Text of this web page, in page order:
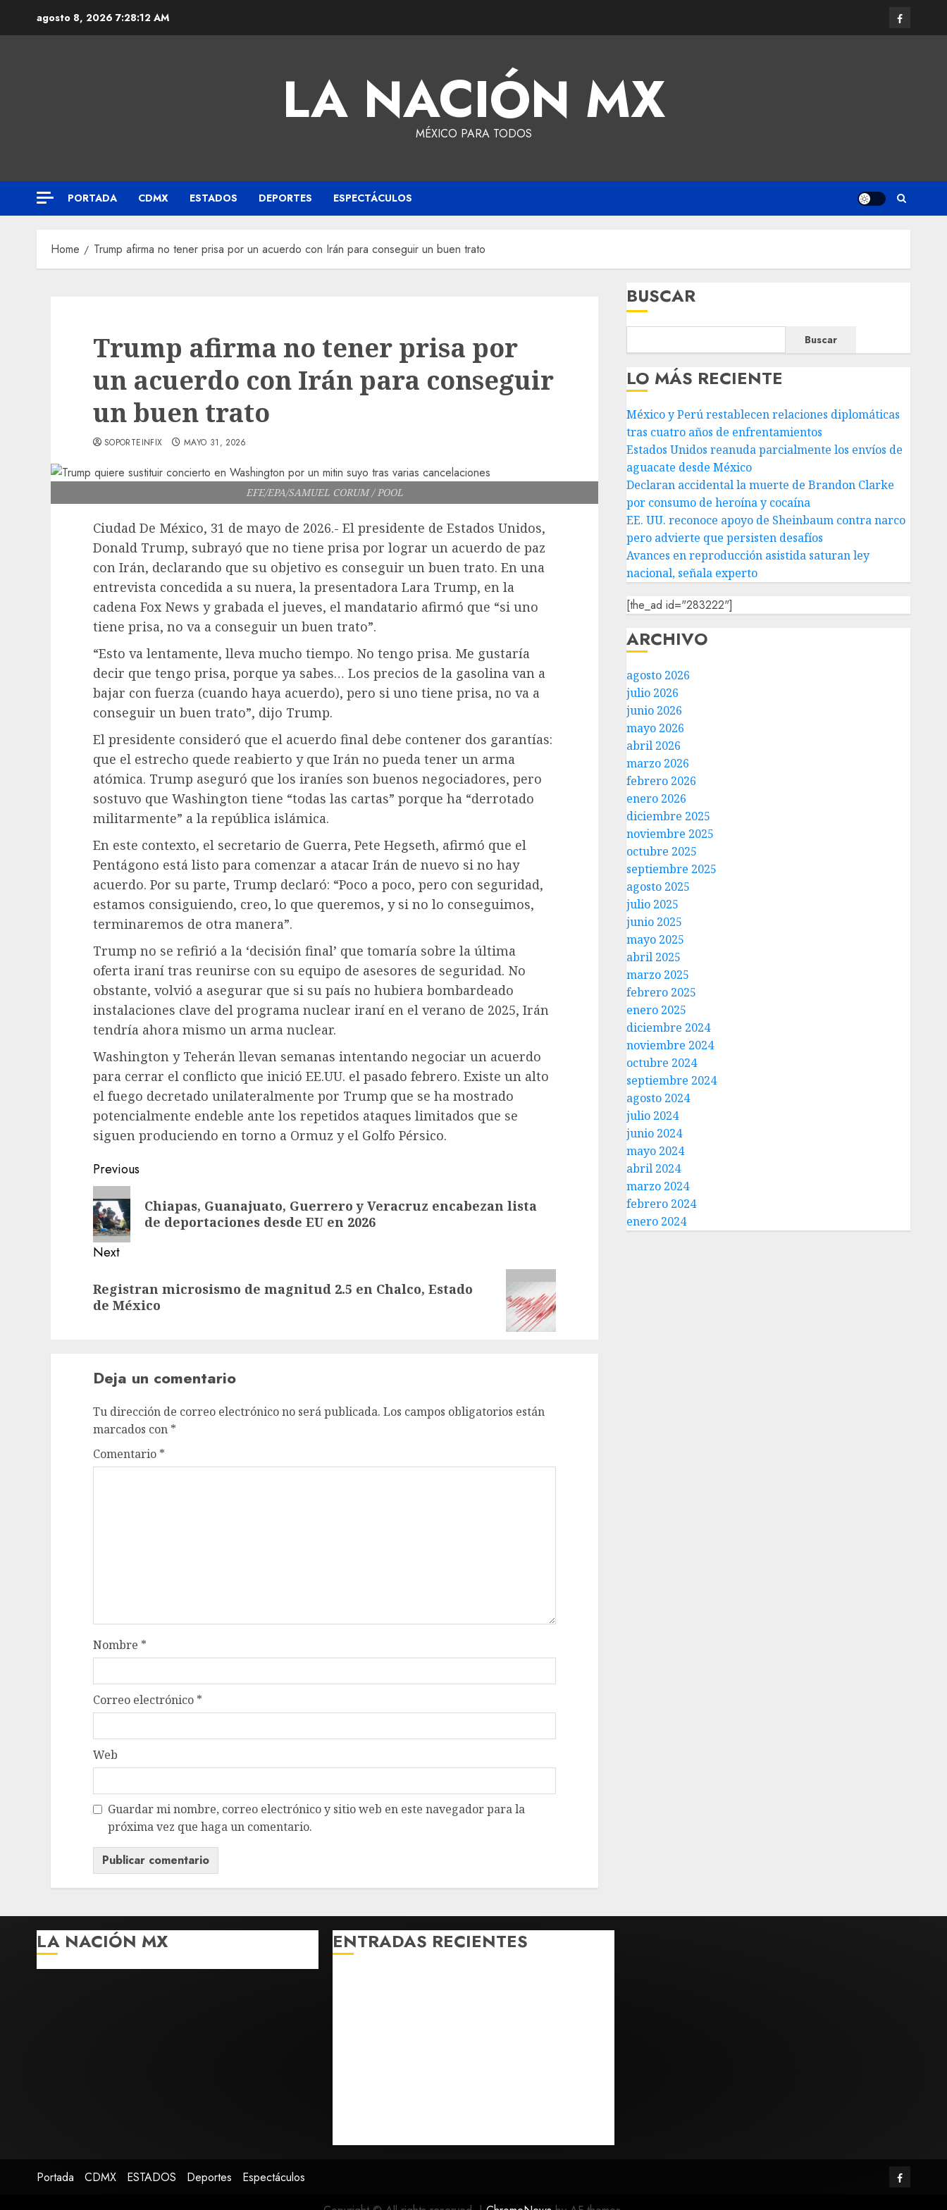
agosto 8, 2026 7:28:13 AM
LA NACIÓN MX
MÉXICO PARA TODOS
PORTADA CDMX ESTADOS DEPORTES ESPECTÁCULOS
Home Trump afirma no tener prisa por un acuerdo con Irán para conseguir un buen trato
Trump afirma no tener prisa por
un acuerdo con Irán para conseguir
un buen trato
SOPORTEINFIX MAYO 31, 2026
EFE/EPA/SAMUEL CORUM / POOL
Ciudad De México, 31 de mayo de 2026.- El presidente de Estados Unidos,
Donald Trump, subrayó que no tiene prisa por lograr un acuerdo de paz
con Irán, declarando que su objetivo es conseguir un buen trato. En una
entrevista concedida a su nuera, la presentadora Lara Trump, en la
cadena Fox News y grabada el jueves, el mandatario afirmó que “si uno
tiene prisa, no va a conseguir un buen trato”.
“Esto va lentamente, lleva mucho tiempo. No tengo prisa. Me gustaría
decir que tengo prisa, porque ya sabes… Los precios de la gasolina van a
bajar con fuerza (cuando haya acuerdo), pero si uno tiene prisa, no va a
conseguir un buen trato”, dijo Trump.
El presidente consideró que el acuerdo final debe contener dos garantías:
que el estrecho quede reabierto y que Irán no pueda tener un arma
atómica. Trump aseguró que los iraníes son buenos negociadores, pero
sostuvo que Washington tiene “todas las cartas” porque ha “derrotado
militarmente” a la república islámica.
En este contexto, el secretario de Guerra, Pete Hegseth, afirmó que el
Pentágono está listo para comenzar a atacar Irán de nuevo si no hay
acuerdo. Por su parte, Trump declaró: “Poco a poco, pero con seguridad,
estamos consiguiendo, creo, lo que queremos, y si no lo conseguimos,
terminaremos de otra manera”.
Trump no se refirió a la ‘decisión final’ que tomaría sobre la última
oferta iraní tras reunirse con su equipo de asesores de seguridad. No
obstante, volvió a asegurar que si su país no hubiera bombardeado
instalaciones clave del programa nuclear iraní en el verano de 2025, Irán
tendría ahora mismo un arma nuclear.
Washington y Teherán llevan semanas intentando negociar un acuerdo
para cerrar el conflicto que inició EE.UU. el pasado febrero. Existe un alto
el fuego decretado unilateralmente por Trump que se ha mostrado
potencialmente endeble ante los repetidos ataques limitados que se
siguen produciendo en torno a Ormuz y el Golfo Pérsico.
Previous
Chiapas, Guanajuato, Guerrero y Veracruz encabezan lista
de deportaciones desde EU en 2026
Next
Registran microsismo de magnitud 2.5 en Chalco, Estado
de México
Deja un comentario
Tu dirección de correo electrónico no será publicada. Los campos obligatorios están
marcados con *
Comentario *
Nombre *
Correo electrónico *
Web
Guardar mi nombre, correo electrónico y sitio web en este navegador para la
próxima vez que haga un comentario.
BUSCAR
Buscar
LO MÁS RECIENTE
México y Perú restablecen relaciones diplomáticas
tras cuatro años de enfrentamientos
Estados Unidos reanuda parcialmente los envíos de
aguacate desde México
Declaran accidental la muerte de Brandon Clarke
por consumo de heroína y cocaína
EE. UU. reconoce apoyo de Sheinbaum contra narco
pero advierte que persisten desafíos
Avances en reproducción asistida saturan ley
nacional, señala experto
[the_ad id="283222"]
ARCHIVO
agosto 2026
julio 2026
junio 2026
mayo 2026
abril 2026
marzo 2026
febrero 2026
enero 2026
diciembre 2025
noviembre 2025
octubre 2025
septiembre 2025
agosto 2025
julio 2025
junio 2025
mayo 2025
abril 2025
marzo 2025
febrero 2025
enero 2025
diciembre 2024
noviembre 2024
octubre 2024
septiembre 2024
agosto 2024
julio 2024
junio 2024
mayo 2024
abril 2024
marzo 2024
febrero 2024
enero 2024
LA NACIÓN MX ENTRADAS RECIENTES
Portada CDMX ESTADOS Deportes Espectáculos